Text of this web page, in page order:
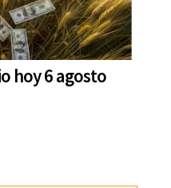
hoy 6 agosto